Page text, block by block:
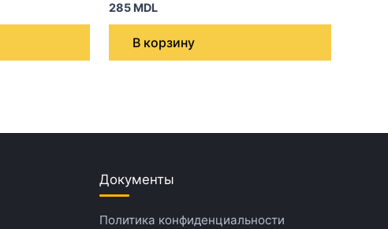
285 MDL
В корзину
Документы
Политика конфиденциальности